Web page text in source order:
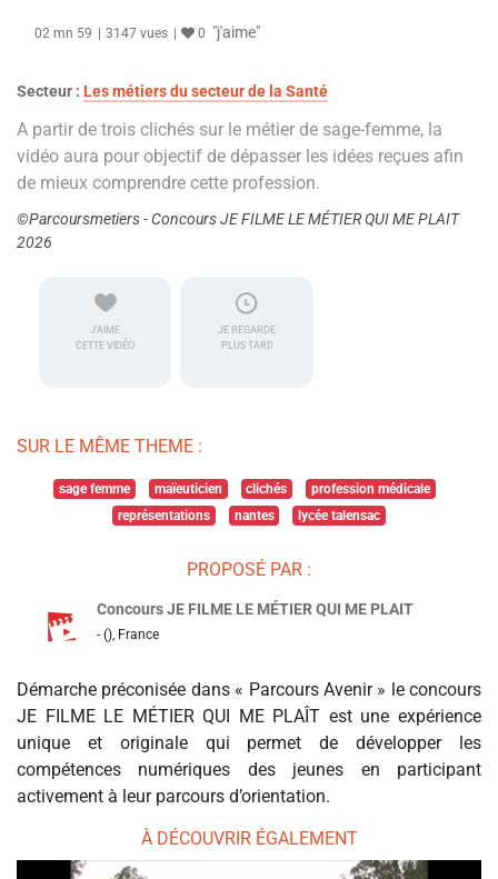
02 mn 59 3147 vues 0 "j'aime"
Secteur : Les métiers du secteur de la Santé
A partir de trois clichés sur le métier de sage-femme, la
vidéo aura pour objectif de dépasser les idées reçues afin
de mieux comprendre cette profession.
©Parcoursmetiers - Concours JE FILME LE MÉTIER QUI ME PLAIT
2026
J'AIME
CETTE VIDÉO
JE REGARDE
PLUS TARD
SUR LE MÊME THEME :
sage femme maïeuticien clichés
profession médicale
représentations
nantes lycée talensac
PROPOSÉ PAR :
Concours JE FILME LE MÉTIER QUI ME PLAIT
- (), France
Démarche préconisée dans « Parcours Avenir » le concours
JE FILME LE MÉTIER QUI ME PLAÎT est une expérience
unique et originale qui permet de développer les
compétences numériques des jeunes en participant
activement à leur parcours d’orientation.
À DÉCOUVRIR ÉGALEMENT